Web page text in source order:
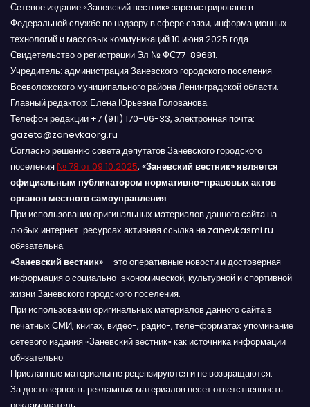
Сетевое издание «Заневский вестник» зарегистрировано в
Федеральной службе по надзору в сфере связи, информационных
технологий и массовых коммуникаций 10 июня 2025 года.
Свидетельство о регистрации Эл № ФС77-89681.
Учредитель: администрация Заневского городского поселения
Всеволожского муниципального района Ленинградской области.
Главный редактор: Елена Юрьевна Голованова.
Телефон редакции +7 (911) 170-06-33, электронная почта:
gazeta@zanevkaorg.ru
Согласно решению совета депутатов Заневского городского
поселения № 78 от 09.10.2025, «Заневский вестник» является
официальным публикатором нормативно-правовых актов
органов местного самоуправления.
При использовании оригинальных материалов данного сайта на
любых интернет-ресурсах активная ссылка на zanevkasmi.ru
обязательна.
«Заневский вестник» – это оперативные новости и достоверная
информация о социально-экономической, культурной и спортивной
жизни Заневского городского поселения.
При использовании оригинальных материалов данного сайта в
печатных СМИ, книгах, видео-, радио-, теле-форматах упоминание
сетевого издания «Заневский вестник» как источника информации
обязательно.
Присланные материалы не рецензируются и не возвращаются.
За достоверность рекламных материалов несет ответственность